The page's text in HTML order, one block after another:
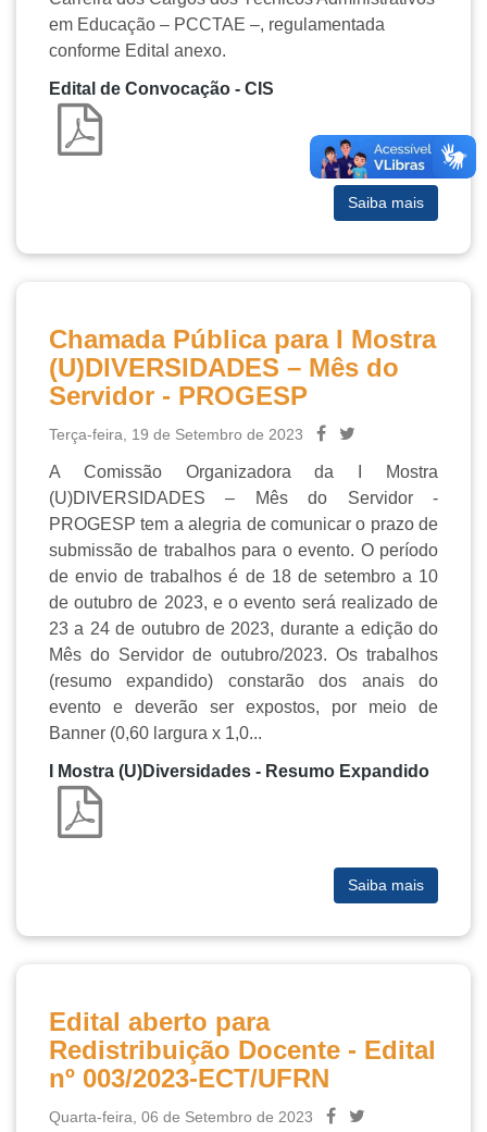
em Educação – PCCTAE –, regulamentada
conforme Edital anexo.
Edital de Convocação - CIS
Saiba mais
Chamada Pública para I Mostra
(U)DIVERSIDADES – Mês do
Servidor - PROGESP
Terça-feira, 19 de Setembro de 2023
A Comissão Organizadora da I Mostra
(U)DIVERSIDADES – Mês do Servidor -
PROGESP tem a alegria de comunicar o prazo de
submissão de trabalhos para o evento. O período
de envio de trabalhos é de 18 de setembro a 10
de outubro de 2023, e o evento será realizado de
23 a 24 de outubro de 2023, durante a edição do
Mês do Servidor de outubro/2023. Os trabalhos
(resumo expandido) constarão dos anais do
evento e deverão ser expostos, por meio de
Banner (0,60 largura x 1,0...
I Mostra (U)Diversidades - Resumo Expandido
Saiba mais
Edital aberto para
Redistribuição Docente - Edital
nº 003/2023-ECT/UFRN
Quarta-feira, 06 de Setembro de 2023